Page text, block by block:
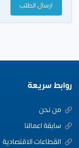
روابط سريعة
من نحن
سابقة اعمالنا
القطاعات الاقتصادية